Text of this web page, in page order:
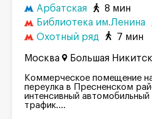
Арбатская
8 мин
Библиотека им.Ленина
Охотный ряд
7 мин
Москва Большая
Коммерческое помещение на
переулка в Пресненском
интенсивный
трафик....